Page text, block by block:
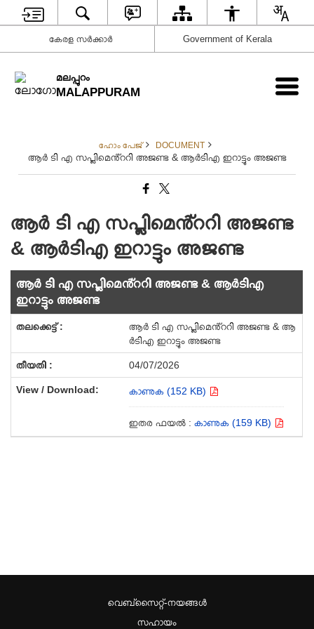
കേരള സര്‍ക്കാര്‍ Government of Kerala
മലപ്പുറം
MALAPPURAM
ഹോം പേജ് DOCUMENT
ആർ ടി എ സപ്ലിമെൻ്ററി അജണ്ട & ആർടിഎ ഇറാട്ടും അജണ്ട
ആർ ടി എ സപ്ലിമെൻ്ററി അജണ്ട
& ആർടിഎ ഇറാട്ടും അജണ്ട
ആർ ടി എ സപ്ലിമെൻ്ററി അജണ്ട & ആർടിഎ
ഇറാട്ടും അജണ്ട
ആർ ടി എ സപ്ലിമെൻ്ററി അജണ്ട & ആ
ർടിഎ ഇറാട്ടും അജണ്ട
04/07/2026
കാണുക (152 KB)
ഇതര ഫയൽ : കാണുക (159 KB)
വെബ്സൈറ്റ്-നയങ്ങള്‍
സഹായം